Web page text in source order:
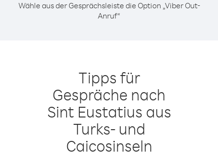
Wähle aus der Gesprächsleiste die Option „Viber Out-
Anruf“
Tipps für
Gespräche nach
Sint Eustatius aus
Turks- und
Caicosinseln